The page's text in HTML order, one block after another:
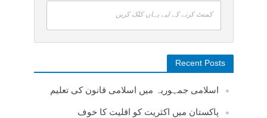
کمنٹ کرنے کے لیے یہاں کلک کریں
Recent Posts
اسلامی جمہوریہ میں اسلامی قانون کی تعلیم
پاکستان میں اکثریت کو اقلیت کا خوف